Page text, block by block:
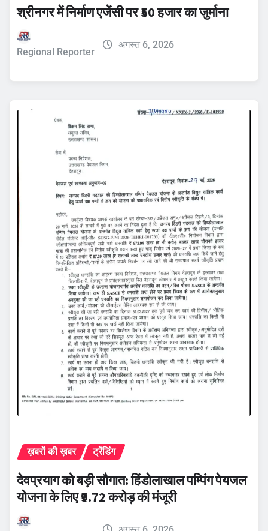
श्रीनगर में निर्माण एजेंसी पर ₹50 हजार का जुर्माना
Regional Reporter
अगस्त 6, 2026
ख़बरों की ख़बर ट्रेंडिंग
देवप्रयाग को बड़ी सौगात: हिंडोलाखाल पम्पिंग पेयजल
योजना के लिए ₹9.72 करोड़ की मंजूरी